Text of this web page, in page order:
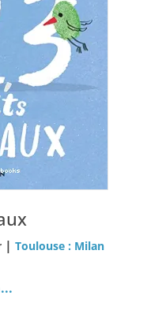
|Toulouse : Milan